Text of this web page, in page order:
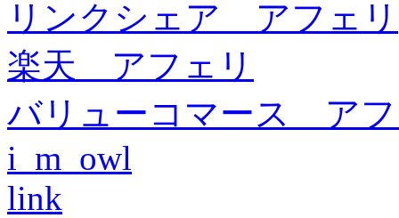
リンクシェア アフェリ
楽天 アフェリ
バリューコマース ア
i_m_owl
link